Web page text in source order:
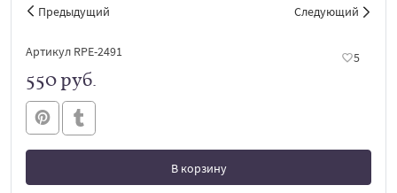
Предыдущий Следующий
Артикул RPE-2491 5
550 руб.
В корзину